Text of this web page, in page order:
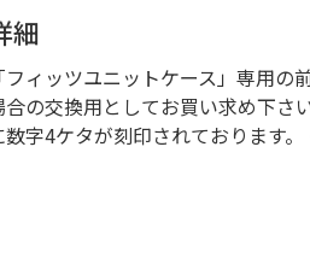
細
「フィッツユニットケース」専用
合の交換用としてお買い求め下さ
数字4ケタが刻印されております